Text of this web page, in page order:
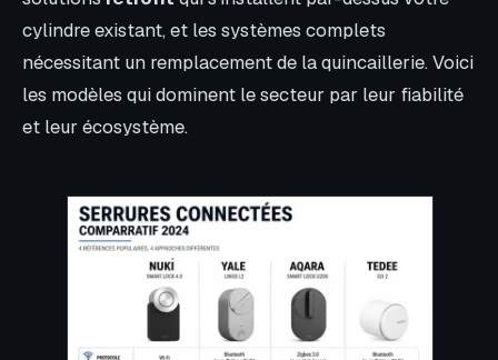
cylindre existant, et les systèmes complets
nécessitant un remplacement de la quincaillerie. Voici
les modèles qui dominent le secteur par leur fiabilité
et leur écosystème.